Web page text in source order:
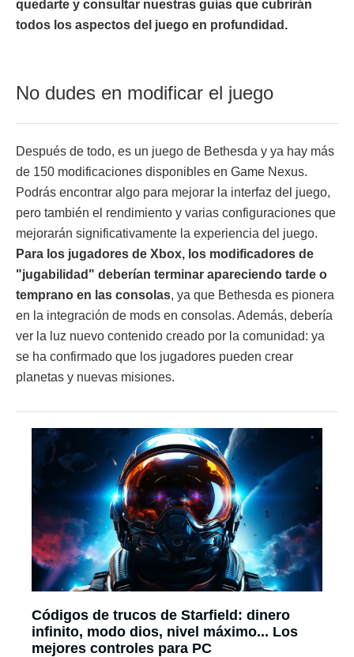
quedarte y consultar nuestras guías que cubrirán
todos los aspectos del juego en profundidad.
No dudes en modificar el juego
Después de todo, es un juego de Bethesda y ya hay más
de 150 modificaciones disponibles en Game Nexus.
Podrás encontrar algo para mejorar la interfaz del juego,
pero también el rendimiento y varias configuraciones que
mejorarán significativamente la experiencia del juego.
Para los jugadores de Xbox, los modificadores de
"jugabilidad" deberían terminar apareciendo tarde o
temprano en las consolas, ya que Bethesda es pionera
en la integración de mods en consolas. Además, debería
ver la luz nuevo contenido creado por la comunidad: ya
se ha confirmado que los jugadores pueden crear
planetas y nuevas misiones.
Códigos de trucos de Starfield: dinero
infinito, modo dios, nivel máximo... Los
mejores controles para PC